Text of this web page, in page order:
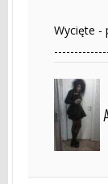
Wycięte -